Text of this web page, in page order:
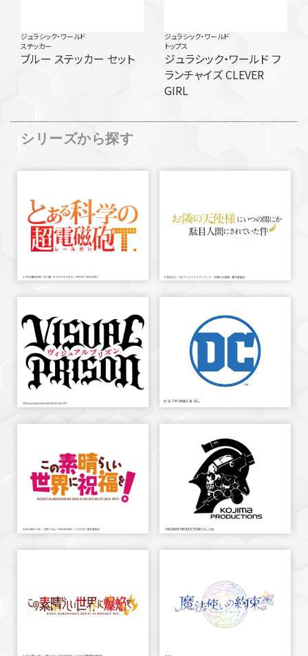
ジュラシック・ワールド
ステッカー
ブルー ステッカー セット
ジュラシック・ワールド
トップス
ジュラシック・ワールド フ
ランチャイズ CLEVER
GIRL
シリーズから探す